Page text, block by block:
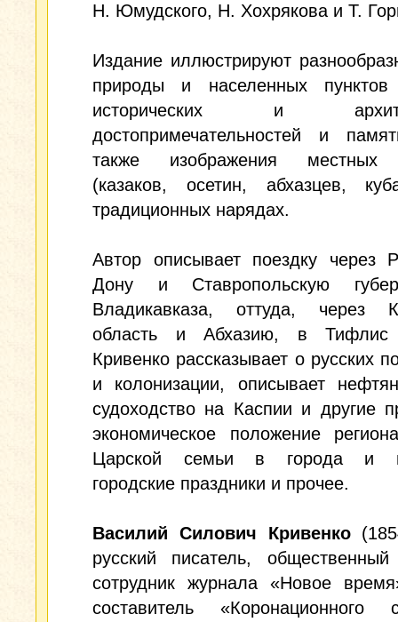
Н. Юмудского, Н. Хохрякова и Т.
Издание иллюстрируют
природы и населенных пунктов
исторических и
достопримечательностей и
также изображения местных
(казаков, осетин, абхазцев,
традиционных нарядах.
Автор описывает поездку через
Дону и Ставропольскую
Владикавказа, оттуда, через
область и Абхазию, в
Кривенко рассказывает о русских
и колонизации, описывает
судоходство на Каспии и другие
экономическое положение
Царской семьи в города и
городские праздники и прочее.
Василий Силович Кривенко
русский писатель, общественный
сотрудник журнала «Новое
составитель «Коронационного